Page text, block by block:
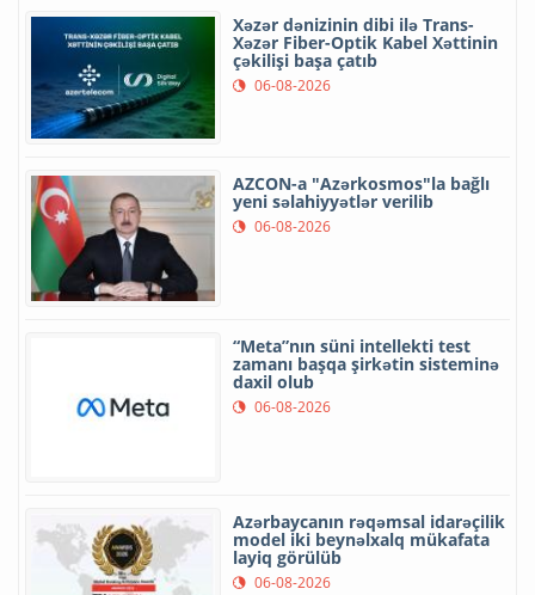
Xəzər dənizinin dibi ilə Trans-
Xəzər Fiber-Optik Kabel Xəttinin
çəkilişi başa çatıb
06-08-2026
AZCON-a "Azərkosmos"la bağlı
yeni səlahiyyətlər verilib
06-08-2026
“Meta”nın süni intellekti test
zamanı başqa şirkətin sisteminə
daxil olub
06-08-2026
Azərbaycanın rəqəmsal idarəçilik
model iki beynəlxalq mükafata
layiq görülüb
06-08-2026